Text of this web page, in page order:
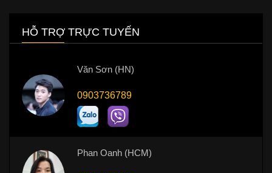
HỖ TRỢ TRỰC TUYẾN
Văn Sơn (HN)
0903736789
Phan Oanh (HCM)